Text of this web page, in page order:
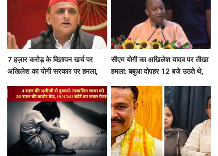
7 हज़ार करोड़ के विज्ञापन खर्च पर
अखिलेश का योगी सरकार पर हमला,
तो...
सीएम योगी का अखिलेश यादव पर तीखा
हमला: बबुआ दोपहर 12 बजे उठते थे,